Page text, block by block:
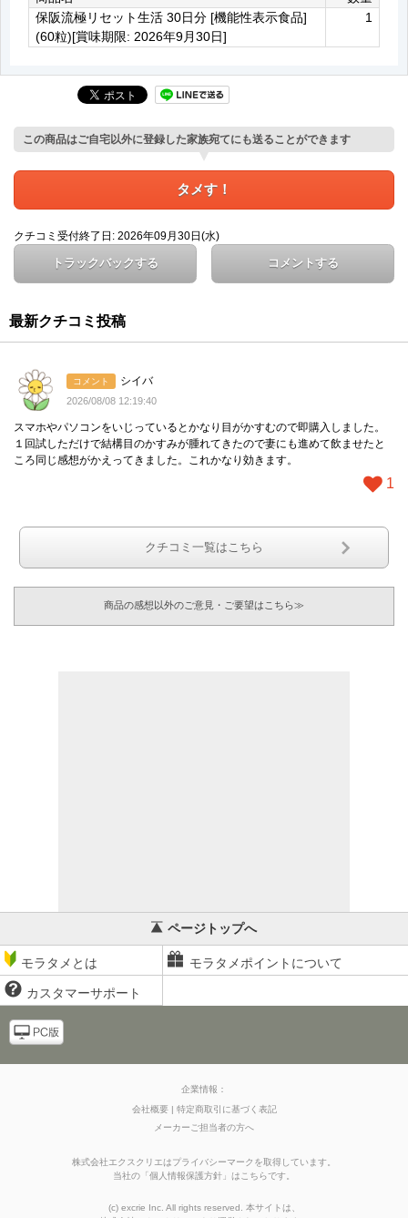
保阪流極リセット生活 30日分 [機能性表示食品]
(60粒)[賞味期限: 2026年9月30日]
1
この商品はご自宅以外に登録した家族宛てにも送ることができます
タメす！
クチコミ受付終了日: 2026年09月30日(水)
トラックバックする コメントする
最新クチコミ投稿
コメント シイバ
2026/08/08 12:19:40
スマホやパソコンをいじっているとかなり目がかすむので即購入しました。
１回試しただけで結構目のかすみが腫れてきたので妻にも進めて飲ませたと
ころ同じ感想がかえってきました。これかなり効きます。
1
クチコミ一覧はこちら
商品の感想以外のご意見・ご要望はこちら≫
ページトップへ
モラタメとは モラタメポイントについて
カスタマーサポート
企業情報：
会社概要
特定商取引に基づく表記
メーカーご担当者の方へ
株式会社エクスクリエはプライバシーマークを取得しています。
当社の 「個人情報保護方針 」はこちらです。
(c) excrie Inc. All rights reserved. 本サイトは、